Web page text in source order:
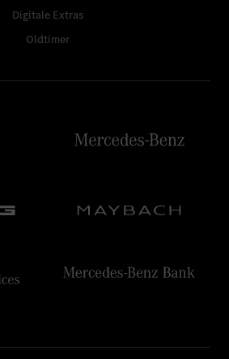
Digitale Extras
Oldtimer